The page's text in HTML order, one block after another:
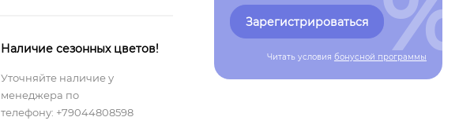
Наличие сезонных цветов!
Уточняйте наличие у
менеджера по
телефону: +79044808598
Зарегистрироваться
Читать условия бонусной программы